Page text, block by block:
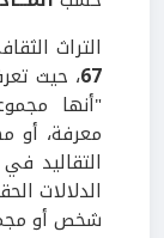
التراث
67، حيث
"أنها
معرفة، أو
التقاليد
الدلالات
شخص أو